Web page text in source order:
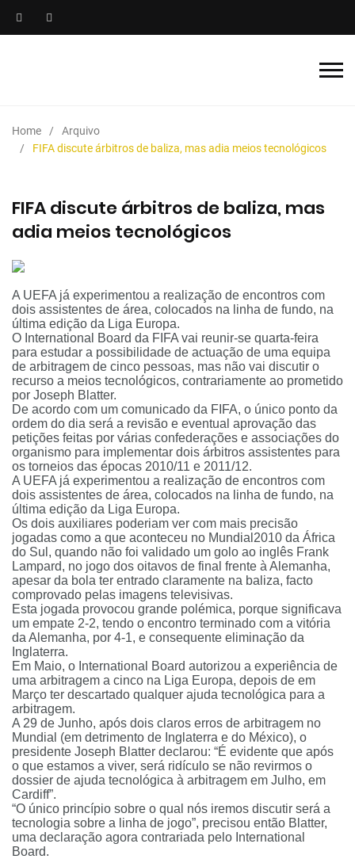
Home
Arquivo
FIFA discute árbitros de baliza, mas adia meios tecnológicos
FIFA discute árbitros de baliza, mas
adia meios tecnológicos
A UEFA já experimentou a realização de encontros com
dois assistentes de área, colocados na linha de fundo, na
última edição da Liga Europa.
O International Board da FIFA vai reunir-se quarta-feira
para estudar a possibilidade de actuação de uma equipa
de arbitragem de cinco pessoas, mas não vai discutir o
recurso a meios tecnológicos, contrariamente ao prometido
por Joseph Blatter.
De acordo com um comunicado da FIFA, o único ponto da
ordem do dia será a revisão e eventual aprovação das
petições feitas por várias confederações e associações do
organismo para implementar dois árbitros assistentes para
os torneios das épocas 2010/11 e 2011/12.
A UEFA já experimentou a realização de encontros com
dois assistentes de área, colocados na linha de fundo, na
última edição da Liga Europa.
Os dois auxiliares poderiam ver com mais precisão
jogadas como a que aconteceu no Mundial2010 da África
do Sul, quando não foi validado um golo ao inglês Frank
Lampard, no jogo dos oitavos de final frente à Alemanha,
apesar da bola ter entrado claramente na baliza, facto
comprovado pelas imagens televisivas.
Esta jogada provocou grande polémica, porque significava
um empate 2-2, tendo o encontro terminado com a vitória
da Alemanha, por 4-1, e consequente eliminação da
Inglaterra.
Em Maio, o International Board autorizou a experiência de
uma arbitragem a cinco na Liga Europa, depois de em
Março ter descartado qualquer ajuda tecnológica para a
arbitragem.
A 29 de Junho, após dois claros erros de arbitragem no
Mundial (em detrimento de Inglaterra e do México), o
presidente Joseph Blatter declarou: “É evidente que após
o que estamos a viver, será ridículo se não revirmos o
dossier de ajuda tecnológica à arbitragem em Julho, em
Cardiff”.
“O único princípio sobre o qual nós iremos discutir será a
tecnologia sobre a linha de jogo”, precisou então Blatter,
uma declaração agora contrariada pelo International
Board.